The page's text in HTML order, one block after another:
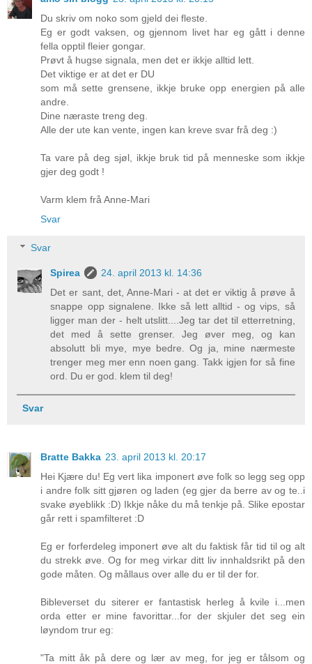
Du skriv om noko som gjeld dei fleste.
Eg er godt vaksen, og gjennom livet har eg gått i denne
fella opptil fleier gongar.
Prøvt å hugse signala, men det er ikkje alltid lett.
Det viktige er at det er DU
som må sette grensene, ikkje bruke opp energien på alle
andre.
Dine næraste treng deg.
Alle der ute kan vente, ingen kan kreve svar frå deg :)
Ta vare på deg sjøl, ikkje bruk tid på menneske som ikkje
gjer deg godt !
Varm klem frå Anne-Mari
Svar
Svar
Spirea
24. april 2013 kl. 14:36
Det er sant, det, Anne-Mari - at det er viktig å prøve å
snappe opp signalene. Ikke så lett alltid - og vips, så
ligger man der - helt utslitt....Jeg tar det til etterretning,
det med å sette grenser. Jeg øver meg, og kan
absolutt bli mye, mye bedre. Og ja, mine nærmeste
trenger meg mer enn noen gang. Takk igjen for så fine
ord. Du er god. klem til deg!
Svar
Bratte Bakka 23. april 2013 kl. 20:17
Hei Kjære du! Eg vert lika imponert øve folk so legg seg opp
i andre folk sitt gjøren og laden (eg gjer da berre av og te..i
svake øyeblikk :D) Ikkje nåke du må tenkje på. Slike epostar
går rett i spamfilteret :D
Eg er forferdeleg imponert øve alt du faktisk får tid til og alt
du strekk øve. Og for meg virkar ditt liv innhaldsrikt på den
gode måten. Og mållaus over alle du er til der for.
Bibleverset du siterer er fantastisk herleg å kvile i...men
orda etter er mine favorittar...for der skjuler det seg ein
løyndom trur eg:
"Ta mitt åk på dere og lær av meg, for jeg er tålsom og